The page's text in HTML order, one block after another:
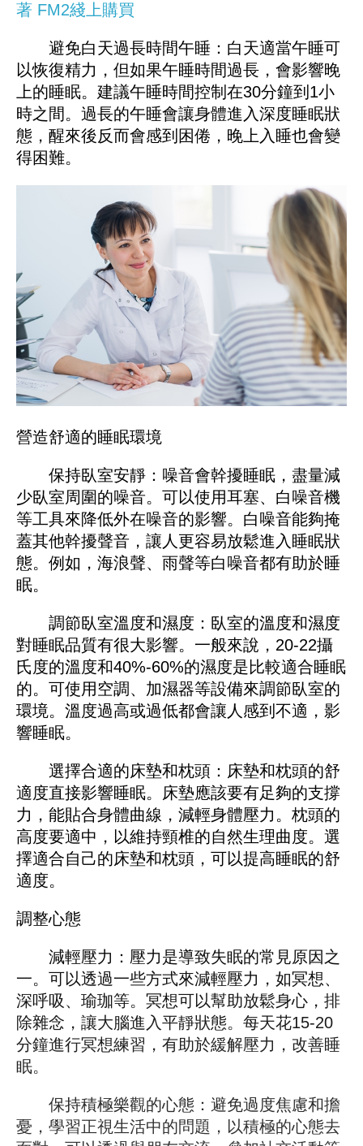
著 FM2綫上購買
避免白天過長時間午睡：白天適當午睡可
以恢復精力，但如果午睡時間過長，會影響晚
上的睡眠。建議午睡時間控制在30分鐘到1小
時之間。過長的午睡會讓身體進入深度睡眠狀
態，醒來後反而會感到困倦，晚上入睡也會變
得困難。
營造舒適的睡眠環境
保持臥室安靜：噪音會幹擾睡眠，盡量減
少臥室周圍的噪音。可以使用耳塞、白噪音機
等工具來降低外在噪音的影響。白噪音能夠掩
蓋其他幹擾聲音，讓人更容易放鬆進入睡眠狀
態。例如，海浪聲、雨聲等白噪音都有助於睡
眠。
調節臥室溫度和濕度：臥室的溫度和濕度
對睡眠品質有很大影響。一般來說，20-22攝
氏度的溫度和40%-60%的濕度是比較適合睡眠
的。可使用空調、加濕器等設備來調節臥室的
環境。溫度過高或過低都會讓人感到不適，影
響睡眠。
選擇合適的床墊和枕頭：床墊和枕頭的舒
適度直接影響睡眠。床墊應該要有足夠的支撐
力，能貼合身體曲線，減輕身體壓力。枕頭的
高度要適中，以維持頸椎的自然生理曲度。選
擇適合自己的床墊和枕頭，可以提高睡眠的舒
適度。
調整心態
減輕壓力：壓力是導致失眠的常見原因之
一。可以透過一些方式來減輕壓力，如冥想、
深呼吸、瑜珈等。冥想可以幫助放鬆身心，排
除雜念，讓大腦進入平靜狀態。每天花15-20
分鐘進行冥想練習，有助於緩解壓力，改善睡
眠。
保持積極樂觀的心態：避免過度焦慮和擔
憂，學習正視生活中的問題，以積極的心態去